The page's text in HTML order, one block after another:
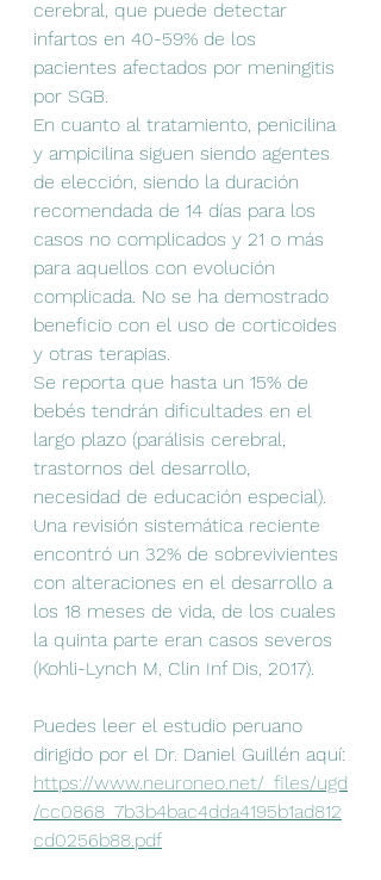
cerebral, que puede detectar
infartos en 40-59% de los
pacientes afectados por meningitis
por SGB.
En cuanto al tratamiento, penicilina
y ampicilina siguen siendo agentes
de elección, siendo la duración
recomendada de 14 días para los
casos no complicados y 21 o más
para aquellos con evolución
complicada. No se ha demostrado
beneficio con el uso de corticoides
y otras terapias.
Se reporta que hasta un 15% de
bebés tendrán dificultades en el
largo plazo (parálisis cerebral,
trastornos del desarrollo,
necesidad de educación especial).
Una revisión sistemática reciente
encontró un 32% de sobrevivientes
con alteraciones en el desarrollo a
los 18 meses de vida, de los cuales
la quinta parte eran casos severos
(Kohli-Lynch M, Clin Inf Dis, 2017).
Puedes leer el estudio peruano
dirigido por el Dr. Daniel Guillén aquí:
https://www.neuroneo.net/_files/ugd
/cc0868_7b3b4bac4dda4195b1ad812
cd0256b88.pdf